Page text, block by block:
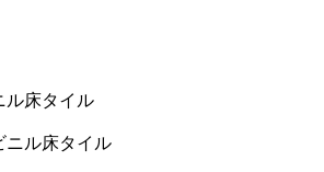
ル床タイル
ニル床タイル